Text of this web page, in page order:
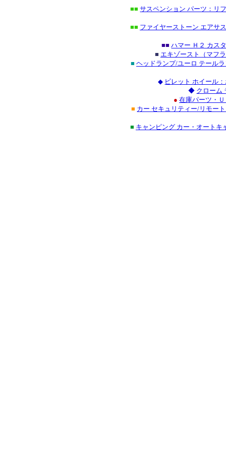
■■ サスペンション パーツ：リ
■■ ファイヤーストーン エアサ
■■ ハマー Ｈ２ カス
■ エキゾースト（マフ
■ ヘッドランプ/ユーロ テール
◆ ビレット ホイール
◆ クローム
● 在庫パーツ・
■ カー セキュリティー/リモー
■ キャンピング カー・オート